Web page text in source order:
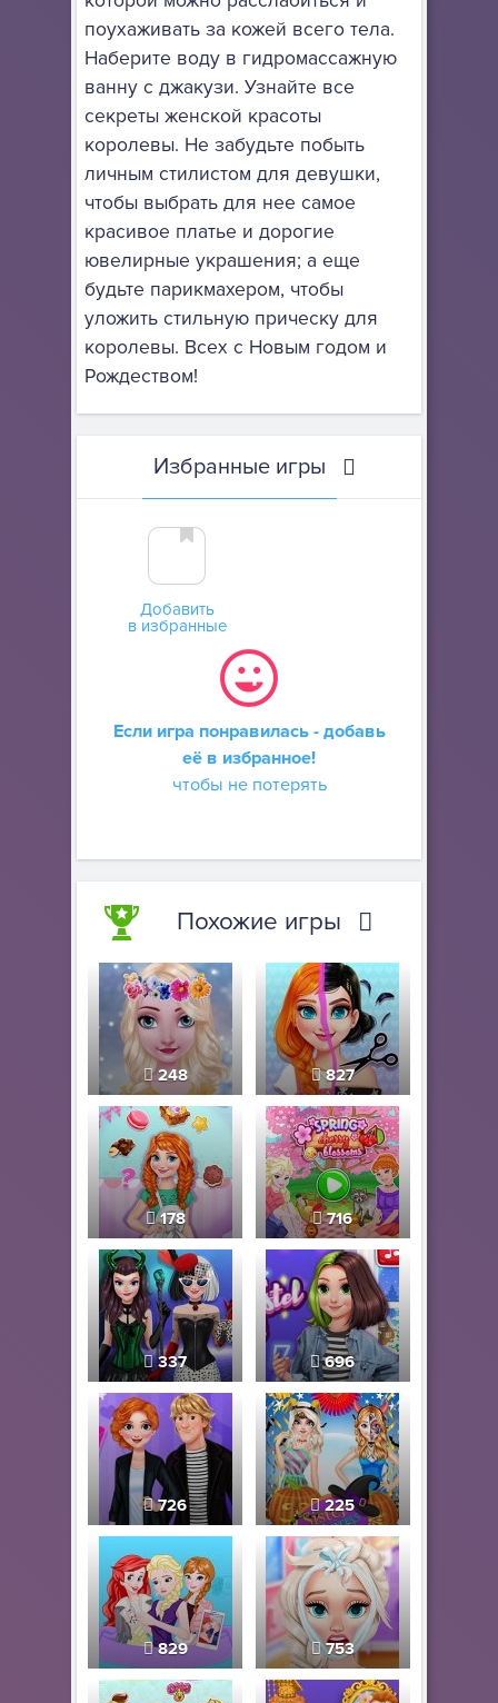
поухаживать за кожей всего тела.
Наберите воду в гидромассажную
ванну с джакузи. Узнайте все
секреты женской красоты
королевы. Не забудьте побыть
личным стилистом для девушки,
чтобы выбрать для нее самое
красивое платье и дорогие
ювелирные украшения; а еще
будьте парикмахером, чтобы
уложить стильную прическу для
королевы. Всех с Новым годом и
Рождеством!
Избранные игры
Добавить
в избранные
Если игра понравилась - добавь
её в избранное!
чтобы не потерять
Похожие игры
248 827
178 716
337 696
726 225
829 753